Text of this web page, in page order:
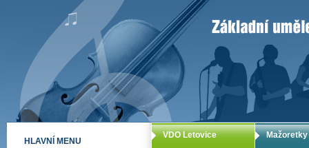
ZUŠ Letovice
VDO Letovice Mažoretky
HLAVNÍ MENU